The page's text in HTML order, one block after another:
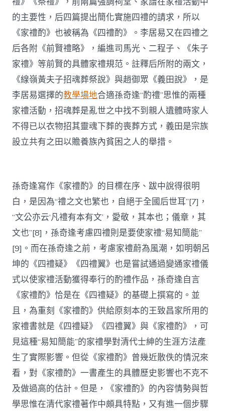
的主要性，后四篇提出簡化實施四禮的請求，所以
《家禮酌》也被稱為《四禮酌》。李居易又在四禮之
后各附《前賢禮略》，編進司馬光、二程子、《朱子
家禮》等前賢的具體家禮規范。註釋后所附的兩文，
《線嶺黃夫子招魂葬祭說》與趙御眾《義田說》，是
李居易選擇的教學場地合適孫奇逢“酌禮”思惟的兩種
家禮活動，招魂葬是亂世之中找不到親人遺體時家人
不得已以衣物招其靈魂下葬的喪葬方式，義田是宗族
設立共有之田以贍養族內貧困之人的舉措。
孫奇逢寫作《家禮酌》的目標在序、跋中說得很明
白，是因為“禮之文也繁也，自絕于全國后世耳”[7]，
“文公亦云‘凡禮有本有文’，愛敬，其本也；儀章，其
文也”[8]，孫奇逢考慮四禮則是要使家禮“易知簡能”
[9]。而在孫奇逢之前，考慮家禮蔚為風潮，如明朝呂
坤的《四禮疑》《四禮翼》也是嘗試通過變通家禮儀
式以使家禮活動獲得奉行的酌禮作品，孫奇逢自言
《家禮酌》恰是在《四禮疑》的基礎上撰寫的。並
且，為重刻《家禮酌》供給原刻本的王致昌家所用的
家禮書就是《四禮疑》《四禮翼》與《家禮酌》，可
見這種“易知簡能”的家禮學對清代士紳的生涯方法產
生了實際影響。但從《家禮酌》曾幾近散佚的情況來
看，對《家禮酌》一書產生的具體歷史影響也不克不
及做過高的估計。但是，《家禮酌》的內容情勢與哲
學思惟在清代家禮著作中頗具特點，又有進一個步驟